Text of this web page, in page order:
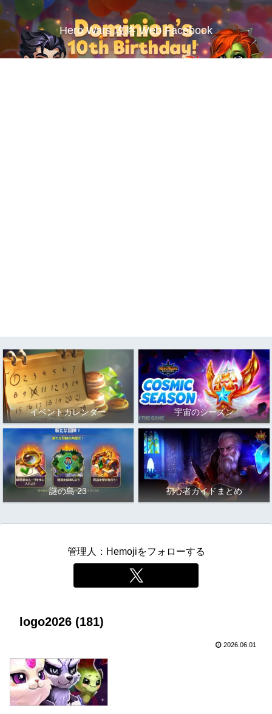
Hero Wars 攻略 Web Facebook
イベントカレンダー 宇宙のシーズン
謎の島 23 初心者ガイドまとめ
管理人：Hemojiをフォローする
logo2026 (181)
2026.06.01